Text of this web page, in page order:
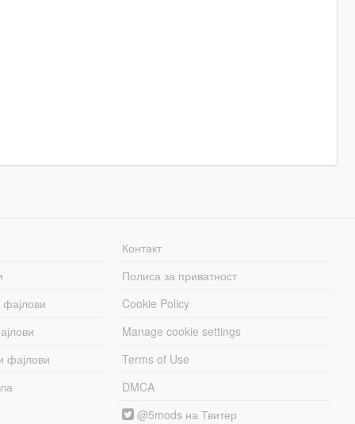
фајлови
Контакт
Полиса за приватност
Cookie Policy
Manage cookie settings
Terms of Use
DMCA
@5mods на Твитер